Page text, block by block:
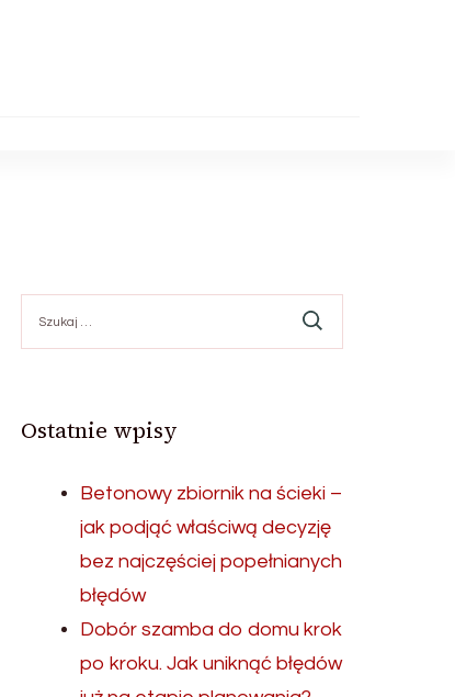
Ostatnie wpisy
Betonowy zbiornik na ścieki –
jak podjąć właściwą decyzję
bez najczęściej popełnianych
błędów
Dobór szamba do domu krok
po kroku. Jak uniknąć błędów